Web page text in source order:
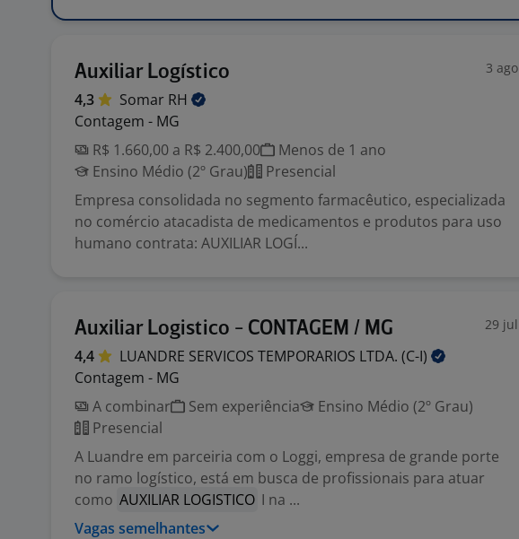
Auxiliar Logístico 3 ago
4,3 Somar RH
Contagem - MG
R$ 1.660,00 a R$ 2.400,00
Menos de 1 ano
Ensino Médio (2º Grau)
Presencial
Empresa consolidada no segmento farmacêutico, especializada
no comércio atacadista de medicamentos e produtos para uso
humano contrata: AUXILIAR LOGÍ...
Auxiliar Logistico - CONTAGEM / MG 29 jul
4,4 LUANDRE SERVICOS TEMPORARIOS LTDA. (C-I)
Contagem - MG
A combinar
Sem experiência
Ensino Médio (2º Grau)
Presencial
A Luandre em parceiria com o Loggi, empresa de grande porte
no ramo logístico, está em busca de profissionais para atuar
como AUXILIAR LOGISTICO I na ...
Vagas semelhantes